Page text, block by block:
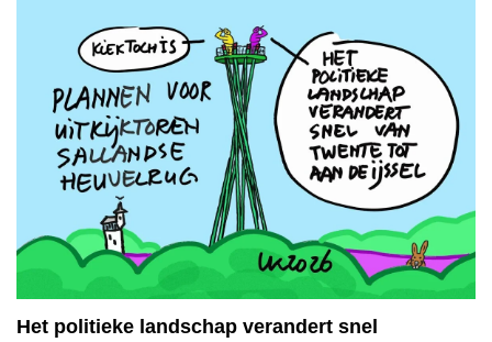
Het politieke landschap verandert snel